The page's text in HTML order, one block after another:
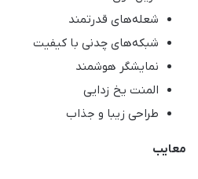
شعله‌های قدرتمند
شبکه‌های چدنی با کیفیت
نمایشگر هوشمند
المنت یخ زدایی
طراحی زیبا و جذاب
معایب